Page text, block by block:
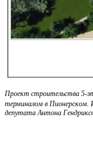
Проект строительства 5-
терминалом в Пионерском.
депутата Антона